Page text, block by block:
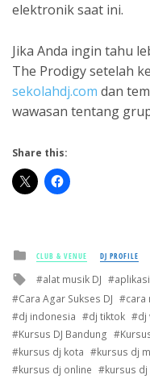
elektronik saat ini.
Jika Anda ingin tahu
The Prodigy setelah
sekolahdj.com dan
wawasan tentang
Share this:
Posted
in
CLUB & VENUE DJ PROFILE
Tagged
with
alat musik DJ aplikasi
Cara Agar Sukses DJ
cara
dj indonesia
dj tiktok dj
Kursus DJ Bandung
kursus dj kota
kursus dj
kursus dj online
kursus